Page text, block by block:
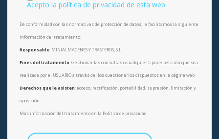
Acepto la política de privacidad de esta web
De conformidad con las normativas de protección de datos, le facilitamos la siguiente
información del tratamiento:
Responsable: MINIALMACENES Y TRASTEROS, S.L.
Fines del tratamiento: Gestionar las consultas o cualquier tipo de petición que sea
realizada por el USUARIO a través del los cuestionarios dispuestos en la página web
Derechos que le asisten: acceso, rectificación, portabilidad, supresión, limitación y
oposición
Más información del tratamiento en la Política de privacidad